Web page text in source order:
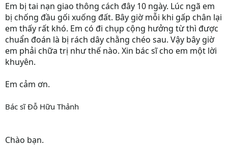
Em bị tai nạn giao thông cách đây 10 ngày. Lúc ngã em
bị chống đầu gối xuống đất. Bây giờ mỗi khi gấp chân lại
em thấy rất khó. Em có đi chụp cộng hưởng từ thì được
chuẩn đoán là bị rách dây chằng chéo sau. Vậy bây giờ
em phải chữa trị như thế nào. Xin bác sĩ cho em một lời
khuyên.
Em cảm ơn.
Bác sĩ Đỗ Hữu Thảnh
Chào bạn.